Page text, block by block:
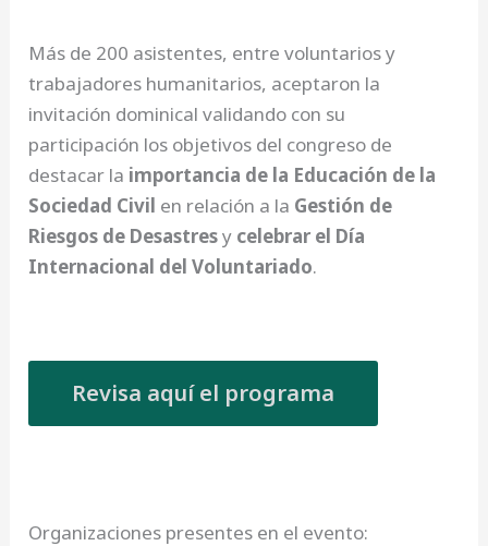
Más de 200 asistentes, entre voluntarios y
trabajadores humanitarios, aceptaron la
invitación dominical validando con su
participación los objetivos del congreso de
destacar la importancia de la Educación de la
Sociedad Civil en relación a la Gestión de
Riesgos de Desastresy celebrar el Día
Internacional del Voluntariado.
Revisa aquí el programa
Organizaciones presentes en el evento: